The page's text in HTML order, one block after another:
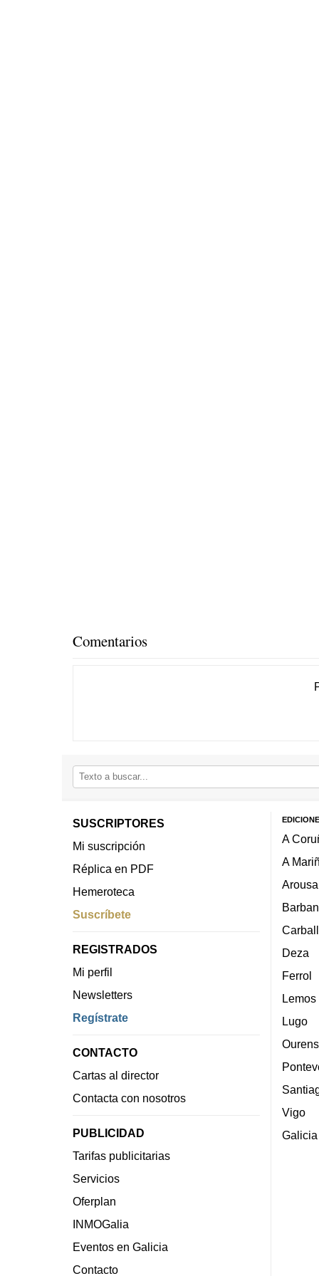
Comentarios
SUSCRIPTORES
Mi suscripción
Réplica en PDF
Hemeroteca
Suscríbete
REGISTRADOS
Mi perfil
Newsletters
Regístrate
CONTACTO
Cartas al director
Contacta con nosotros
PUBLICIDAD
Tarifas publicitarias
Servicios
Oferplan
INMOGalia
Eventos en Galicia
Contacto
A
A
Arousa
Deza
Ferrol
Lemos
Lugo
Vigo